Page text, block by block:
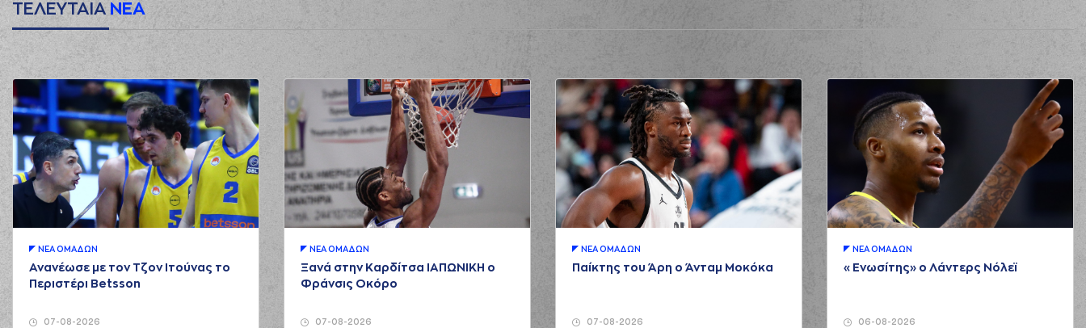
ΤΕΛΕΥΤΑΙΑ ΝΕΑ
07-08-2026
ΝΕA ΟΜAΔΩΝ
Ανανέωσε με τον Τζον Ιτούνας το
Περιστέρι Betsson
07-08-2026
ΝΕA ΟΜAΔΩΝ
Ξανά στην Καρδίτσα ΙΑΠΩΝΙΚΗ ο
Φράνσις Οκόρο
07-08-2026
ΝΕA ΟΜAΔΩΝ
Παίκτης του Άρη ο Άνταμ Μοκόκα
06-08-2026
ΝΕA ΟΜAΔΩΝ
«Ενωσίτης» ο Λάντερς Νόλεϊ